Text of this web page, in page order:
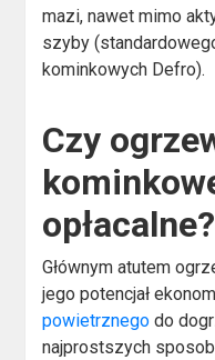
mazi, nawet mimo
szyby
kominkowych Defro).
Czy
opłacalne?
Głównym atutem
jego potencjał
powietrznego do
najprostszych